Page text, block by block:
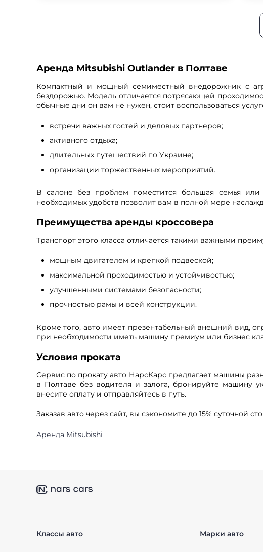
Аренда Mitsubishi Outlander в Полтаве
Компактный и мощный семиместный внедорожник с
бездорожью. Модель отличается потрясающей
обычные дни он вам не нужен, стоит воспользоваться
встречи важных гостей и деловых партнеров;
активного отдыха;
длительных путешествий по Украине;
организации торжественных мероприятий.
В салоне без проблем поместится большая семья
необходимых удобств позволит вам в полной мере
Преимущества аренды кроссовера
Транспорт этого класса отличается такими важными
мощным двигателем и крепкой подвеской;
максимальной проходимостью и устойчивостью;
улучшенными системами безопасности;
прочностью рамы и всей конструкции.
Кроме того, авто имеет презентабельный внешний вид,
при необходимости иметь машину премиум или бизнес
Условия проката
Сервис по прокату авто НарсКарс предлагает машины
в Полтаве без водителя и залога, бронируйте машину
внесите оплату и отправляйтесь в путь.
Заказав авто через сайт, вы сэкономите до 15% суточной
Аренда Mitsubishi
Классы авто Марки авто